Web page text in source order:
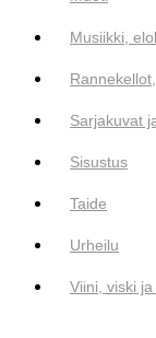
Musiikki,
Sarjakuvat
Sisustus
Taide
Urheilu
Viini, viski